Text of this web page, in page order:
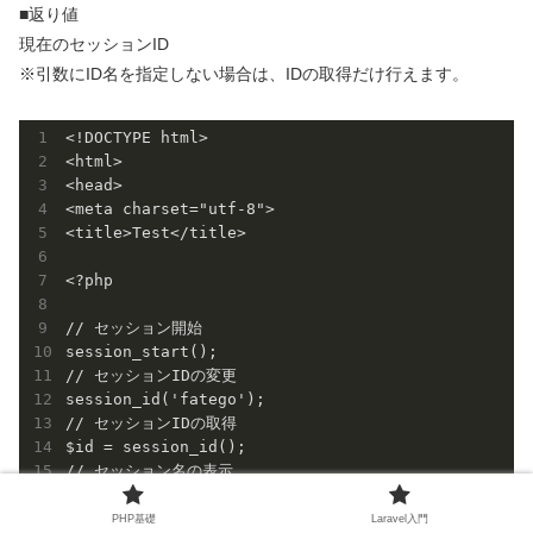
■返り値
現在のセッションID
※引数にID名を指定しない場合は、IDの取得だけ行えます。
<!DOCTYPE html>
<html>
<head>
<meta charset="utf-8">
<title>Test</title>
<?php
// セッション開始
session_start();
// セッションIDの変更
session_id('fatego');
// セッションIDの取得
$id = session_id();
// セッション名の表示
print "セッションID：$id"; // セッションID：fatego
PHP基礎 Laravel入門